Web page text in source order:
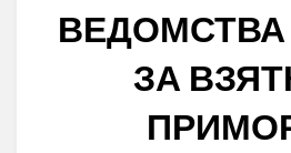
ЗА